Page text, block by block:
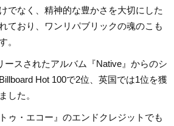
でなく、精神的な豊かさを大切にした
ており、ワンリパブリックの魂のこも
。
ースされたアルバム『Native』からのシ
Hot 100で2位、英国では1位を獲
した。
ゥ・エコー』のエンドクレジットでも